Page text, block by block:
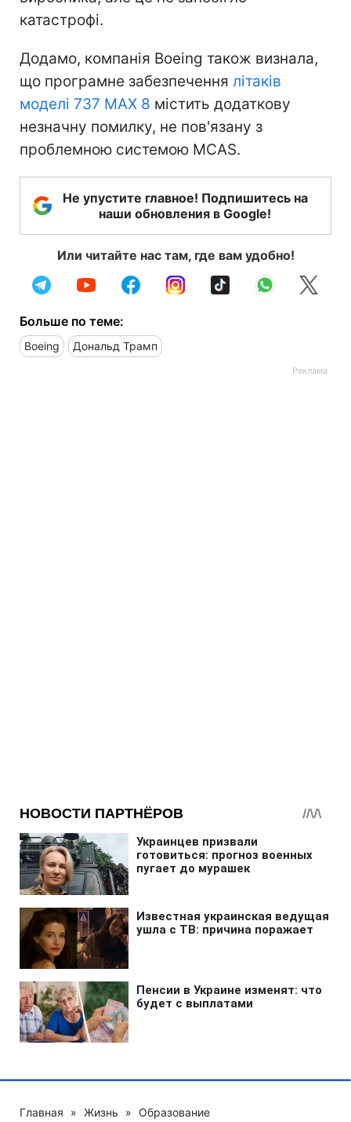
катастрофі.
Додамо, компанія Boeing також визнала,
що програмне забезпечення літаків
моделі 737 MAX 8 містить додаткову
незначну помилку, не пов'язану з
проблемною системою MCAS.
Не упустите главное! Подпишитесь на
наши обновления в Google!
Или читайте нас там, где вам удобно!
Больше по теме:
Boeing Дональд Трамп
Главная » Жизнь » Образование